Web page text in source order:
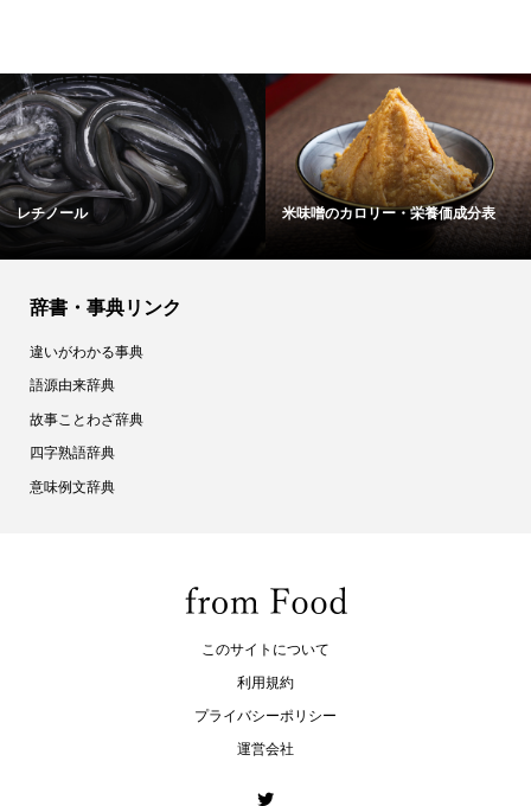
レチノール 米味噌のカロリー・栄養価成分表
辞書・事典リンク
違いがわかる事典
語源由来辞典
故事ことわざ辞典
四字熟語辞典
意味例文辞典
このサイトについて
利用規約
プライバシーポリシー
運営会社